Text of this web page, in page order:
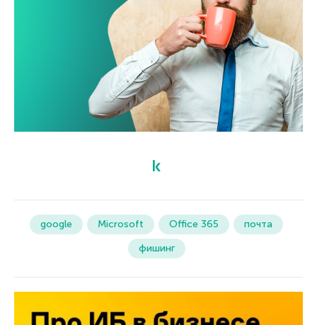
google Microsoft Office 365
почта
фишинг